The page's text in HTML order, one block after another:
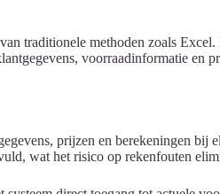
traditionele methoden zoals
voorraadinformatie en
prijzen en berekeningen
wat het risico op rekenfouten